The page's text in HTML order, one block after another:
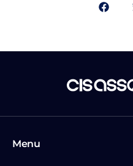
Menu